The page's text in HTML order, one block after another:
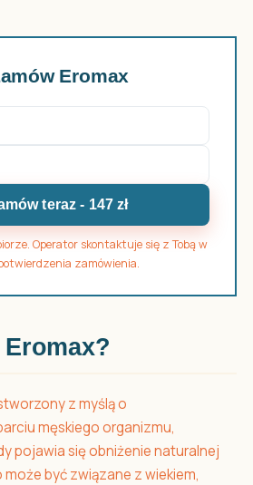
Eromax
teraz - 147 zł
Operator skontaktuje się z Tobą w
zamówienia.
z myślą o
męskiego organizmu,
pojawia się obniżenie naturalnej
być związane z wiekiem,